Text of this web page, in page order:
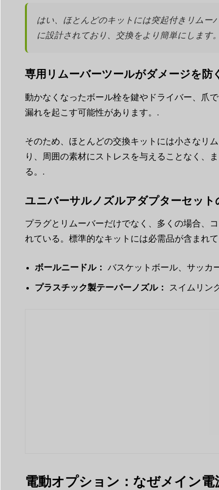
はい、ほとんどのキットには突起付きリムー
に設計されており、交換をより簡単にします
専用リムーバーツールがダメージを防
動かなくなったボール栓を鍵やドライバー、爪
漏れを起こす可能性があります。.
そのため、ほとんどの交換キットには小さなリ
り、周囲の素材にストレスを与えることなく、
る。.
ユニバーサルノズルアダプターセット
プラグとリムーバーだけでなく、多くの場合、
れている。標準的なキットには必需品が含まれ
ボールニードル： バスケットボール、サッカ
プラスチック製テーパーノズル： スイムリン
電動オプション：なぜメイン